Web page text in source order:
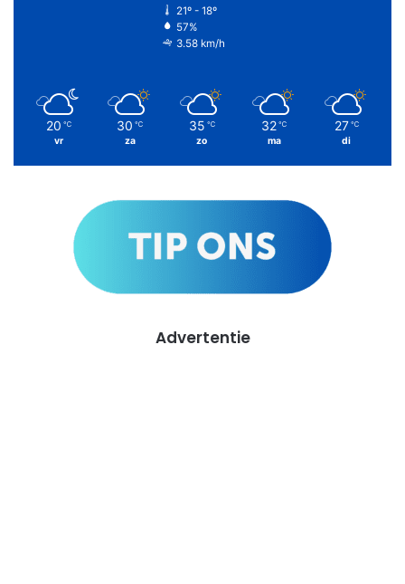
21º - 18º
57%
3.58 km/h
20 ℃
vr
30 ℃
za
35 ℃
zo
32 ℃
ma
27 ℃
di
Advertentie